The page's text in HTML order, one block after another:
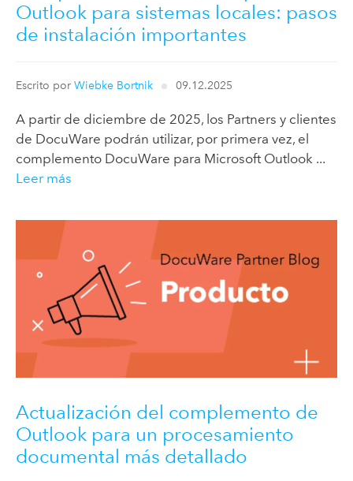
Outlook para sistemas locales: pasos
de instalación importantes
Escrito por Wiebke Bortnik 09.12.2025
A partir de diciembre de 2025, los Partners y clientes
de DocuWare podrán utilizar, por primera vez, el
complemento DocuWare para Microsoft Outlook ...
Leer más
Actualización del complemento de
Outlook para un procesamiento
documental más detallado